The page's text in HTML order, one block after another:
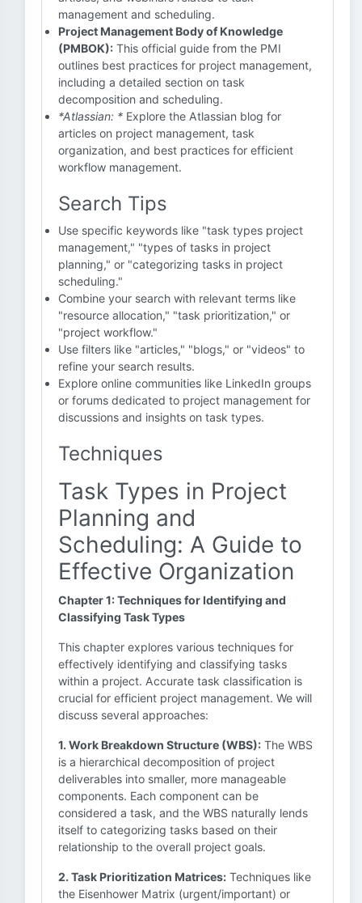
management and scheduling.
Project Management Body of Knowledge
(PMBOK): This official guide from the PMI
outlines best practices for project management,
including a detailed section on task
decomposition and scheduling.
*Atlassian: * Explore the Atlassian blog for
articles on project management, task
organization, and best practices for efficient
workflow management.
Search Tips
Use specific keywords like "task types project
management," "types of tasks in project
planning," or "categorizing tasks in project
scheduling."
Combine your search with relevant terms like
"resource allocation," "task prioritization," or
"project workflow."
Use filters like "articles," "blogs," or "videos" to
refine your search results.
Explore online communities like LinkedIn groups
or forums dedicated to project management for
discussions and insights on task types.
Techniques
Task Types in Project
Planning and
Scheduling: A Guide to
Effective Organization
Chapter 1: Techniques for Identifying and
Classifying Task Types
This chapter explores various techniques for
effectively identifying and classifying tasks
within a project. Accurate task classification is
crucial for efficient project management. We will
discuss several approaches:
1. Work Breakdown Structure (WBS): The WBS
is a hierarchical decomposition of project
deliverables into smaller, more manageable
components. Each component can be
considered a task, and the WBS naturally lends
itself to categorizing tasks based on their
relationship to the overall project goals.
2. Task Prioritization Matrices: Techniques like
the Eisenhower Matrix (urgent/important) or